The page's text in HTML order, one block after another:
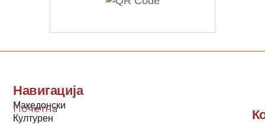
Македонски
Културен
Навигација
Почетна